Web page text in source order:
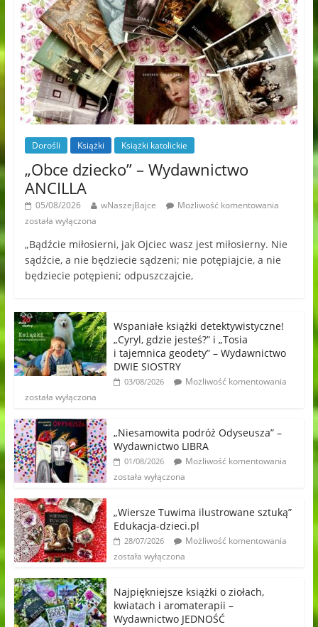
Dorośli Książki Książki katolickie
„Obce dziecko” – Wydawnictwo
ANCILLA
05/08/2026 wNaszejBajce
Możliwość komentowania
została wyłączona
„Bądźcie miłosierni, jak Ojciec wasz jest miłosierny. Nie
sądźcie, a nie będziecie sądzeni; nie potępiajcie, a nie
będziecie potępieni; odpuszczajcie,
Wspaniałe książki detektywistyczne!
„Cyryl, gdzie jesteś?” i „Tosia
i tajemnica geodety” – Wydawnictwo
DWIE SIOSTRY
03/08/2026
Możliwość komentowania
została wyłączona
„Niesamowita podróż Odyseusza” –
Wydawnictwo LIBRA
01/08/2026
Możliwość komentowania
została wyłączona
„Wiersze Tuwima ilustrowane sztuką”
Edukacja-dzieci.pl
28/07/2026
Możliwość komentowania
została wyłączona
Najpiękniejsze książki o ziołach,
kwiatach i aromaterapii –
Wydawnictwo JEDNOŚĆ